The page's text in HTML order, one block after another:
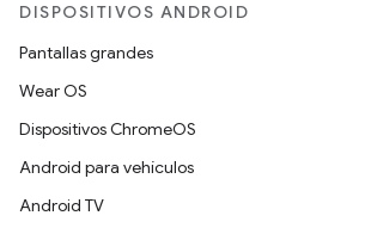
DISPOSITIVOS ANDROID
Pantallas grandes
Wear OS
Dispositivos ChromeOS
Android para vehículos
Android TV